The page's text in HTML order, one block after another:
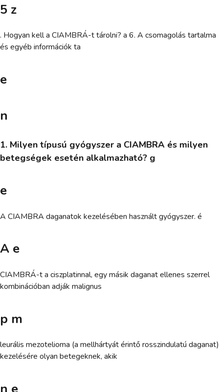
5 z
. Hogyan kell a CIAMBRÁ-t tárolni? a 6. A csomagolás tartalma
és egyéb információk ta
e
n
1. Milyen típusú gyógyszer a CIAMBRA és milyen
betegségek esetén alkalmazható? g
e
A CIAMBRA daganatok kezelésében használt gyógyszer. é
A e
CIAMBRÁ-t a ciszplatinnal, egy másik daganat ellenes szerrel
kombinációban adják malignus
p m
leurális mezotelioma (a mellhártyát érintő rosszindulatú daganat)
kezelésére olyan betegeknek, akik